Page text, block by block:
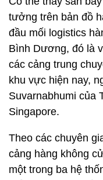
tưởng trên bản đồ
đầu mối logistics
Bình Dương, đó là
các cảng trung
khu vực hiện nay,
Suvarnabhumi của
Singapore.
Theo các chuyên
cảng hàng không
một trong ba hệ